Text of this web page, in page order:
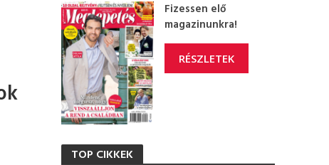
Fizessen elő
magazinunkra!
RÉSZLETEK
TOP CIKKEK